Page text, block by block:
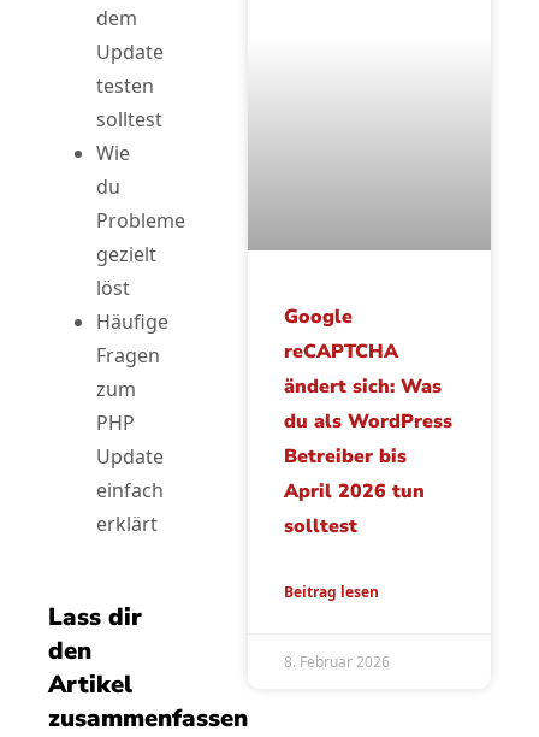
dem
Update
testen
solltest
Wie
du
Probleme
gezielt
löst
Häufige
Fragen
zum
PHP
Update
einfach
erklärt
Lass dir
den
Artikel
zusammenfassen
Google
reCAPTCHA
ändert sich: Was
du als WordPress
Betreiber bis
April 2026 tun
solltest
Beitrag lesen
8. Februar 2026